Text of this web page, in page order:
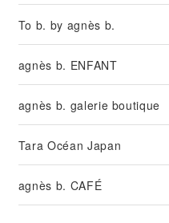
To b. by agnès b.
agnès b. ENFANT
agnès b. galerie boutique
Tara Océan Japan
agnès b. CAFÉ